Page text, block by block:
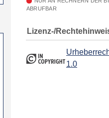
ABRUFBAR
Lizenz-/
1.0